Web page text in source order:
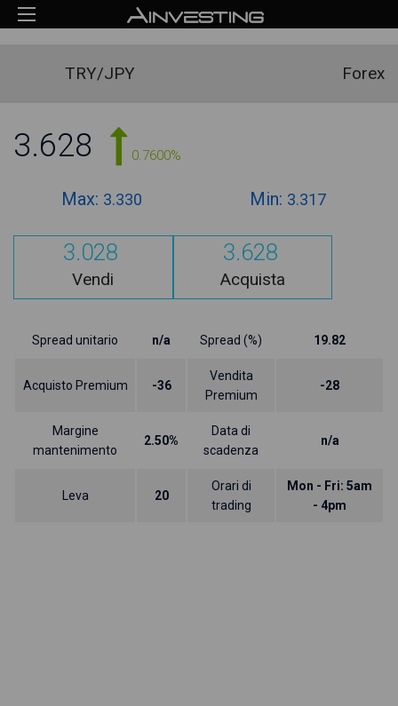
TRY/JPY Forex
3.628 0.7600%
Max: 3.330 Min: 3.317
3.028
Vendi
3.628
Acquista
Spread unitario n/a Spread (%) 19.82
Acquisto Premium -36
Vendita
Premium
-28
Margine
mantenimento
2.50%
Data di
scadenza
n/a
Leva 20
Orari di
trading
Mon - Fri: 5am
- 4pm